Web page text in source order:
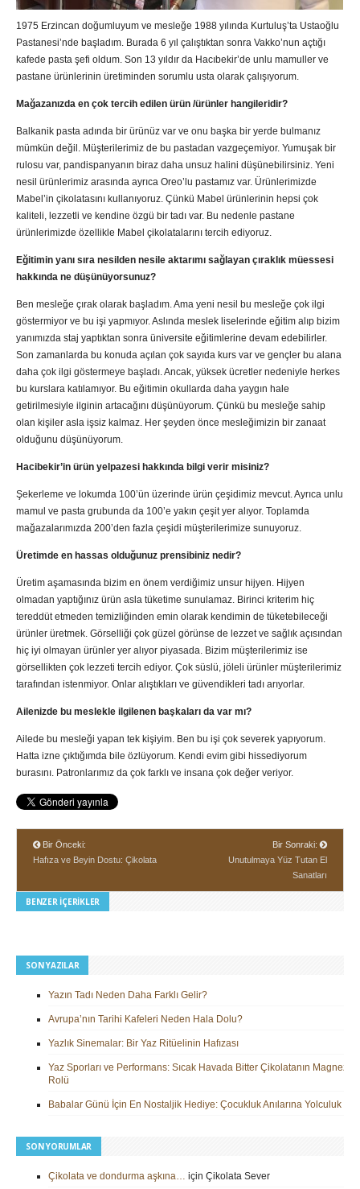
1975 Erzincan doğumluyum ve mesleğe 1988 yılında Kurtuluş’ta Ustaoğlu
Pastanesi’nde başladım. Burada 6 yıl çalıştıktan sonra Vakko’nun açtığı
kafede pasta şefi oldum. Son 13 yıldır da Hacıbekir’de unlu mamuller ve
pastane ürünlerinin üretiminden sorumlu usta olarak çalışıyorum.
Mağazanızda en çok tercih edilen ürün /ürünler hangileridir?
Balkanik pasta adında bir ürünüz var ve onu başka bir yerde bulmanız
mümkün değil. Müşterilerimiz de bu pastadan vazgeçemiyor. Yumuşak bir
rulosu var, pandispanyanın biraz daha unsuz halini düşünebilirsiniz. Yeni
nesil ürünlerimiz arasında ayrıca Oreo’lu pastamız var. Ürünlerimizde
Mabel’in çikolatasını kullanıyoruz. Çünkü Mabel ürünlerinin hepsi çok
kaliteli, lezzetli ve kendine özgü bir tadı var. Bu nedenle pastane
ürünlerimizde özellikle Mabel çikolatalarını tercih ediyoruz.
Eğitimin yanı sıra nesilden nesile aktarımı sağlayan çıraklık müessesi
hakkında ne düşünüyorsunuz?
Ben mesleğe çırak olarak başladım. Ama yeni nesil bu mesleğe çok ilgi
göstermiyor ve bu işi yapmıyor. Aslında meslek liselerinde eğitim alıp bizim
yanımızda staj yaptıktan sonra üniversite eğitimlerine devam edebilirler.
Son zamanlarda bu konuda açılan çok sayıda kurs var ve gençler bu alana
daha çok ilgi göstermeye başladı. Ancak, yüksek ücretler nedeniyle herkes
bu kurslara katılamıyor. Bu eğitimin okullarda daha yaygın hale
getirilmesiyle ilginin artacağını düşünüyorum. Çünkü bu mesleğe sahip
olan kişiler asla işsiz kalmaz. Her şeyden önce mesleğimizin bir zanaat
olduğunu düşünüyorum.
Hacibekir’in ürün yelpazesi hakkında bilgi verir misiniz?
Şekerleme ve lokumda 100’ün üzerinde ürün çeşidimiz mevcut. Ayrıca unlu
mamul ve pasta grubunda da 100’e yakın çeşit yer alıyor. Toplamda
mağazalarımızda 200’den fazla çeşidi müşterilerimize sunuyoruz.
Üretimde en hassas olduğunuz prensibiniz nedir?
Üretim aşamasında bizim en önem verdiğimiz unsur hijyen. Hijyen
olmadan yaptığınız ürün asla tüketime sunulamaz. Birinci kriterim hiç
tereddüt etmeden temizliğinden emin olarak kendimin de tüketebileceği
ürünler üretmek. Görselliği çok güzel görünse de lezzet ve sağlık açısından
hiç iyi olmayan ürünler yer alıyor piyasada. Bizim müşterilerimiz ise
görsellikten çok lezzeti tercih ediyor. Çok süslü, jöleli ürünler müşterilerimiz
tarafından istenmiyor. Onlar alıştıkları ve güvendikleri tadı arıyorlar.
Ailenizde bu meslekle ilgilenen başkaları da var mı?
Ailede bu mesleği yapan tek kişiyim. Ben bu işi çok severek yapıyorum.
Hatta izne çıktığımda bile özlüyorum. Kendi evim gibi hissediyorum
burasını. Patronlarımız da çok farklı ve insana çok değer veriyor.
Bir Önceki:
Hafıza ve Beyin Dostu: Çikolata
Bir Sonraki:
Unutulmaya Yüz Tutan El
Sanatları
BENZER İÇERIKLER
SON YAZILAR
Yazın Tadı Neden Daha Farklı Gelir?
Avrupa’nın Tarihi Kafeleri Neden Hala Dolu?
Yazlık Sinemalar: Bir Yaz Ritüelinin Hafızası
Yaz Sporları ve Performans: Sıcak Havada Bitter Çikolatanın
Rolü
Babalar Günü İçin En Nostaljik Hediye: Çocukluk Anılarına Yolculuk
SON YORUMLAR
Çikolata ve dondurma aşkına… için Çikolata Sever